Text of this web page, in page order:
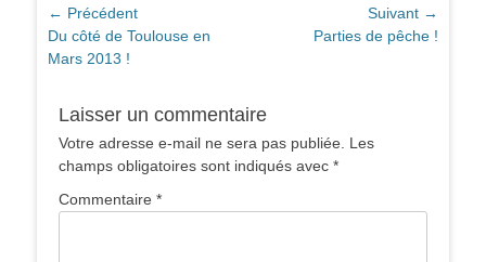
Navigation
de
l’article
← Précédent
Article
précédent :
Du côté de Toulouse en
Mars 2013 !
Suivant →
Parties de pêche !
Laisser un commentaire
Votre adresse e-mail ne sera pas publiée.
Les
champs obligatoires sont indiqués avec *
Commentaire *